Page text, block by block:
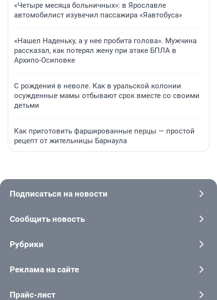
«Четыре месяца больничных»: в Ярославле
автомобилист изувечил пассажира «Яавтобуса»
«Нашел Наденьку, а у нее пробита голова». Мужчина
рассказал, как потерял жену при атаке БПЛА в
Архипо-Осиповке
С рождения в неволе. Как в уральской колонии
осужденные мамы отбывают срок вместе со своими
детьми
Как приготовить фаршированные перцы — простой
рецепт от жительницы Барнаула
Подписаться на новости
Сообщить новость
Рубрики
Реклама на сайте
Прайс-лист